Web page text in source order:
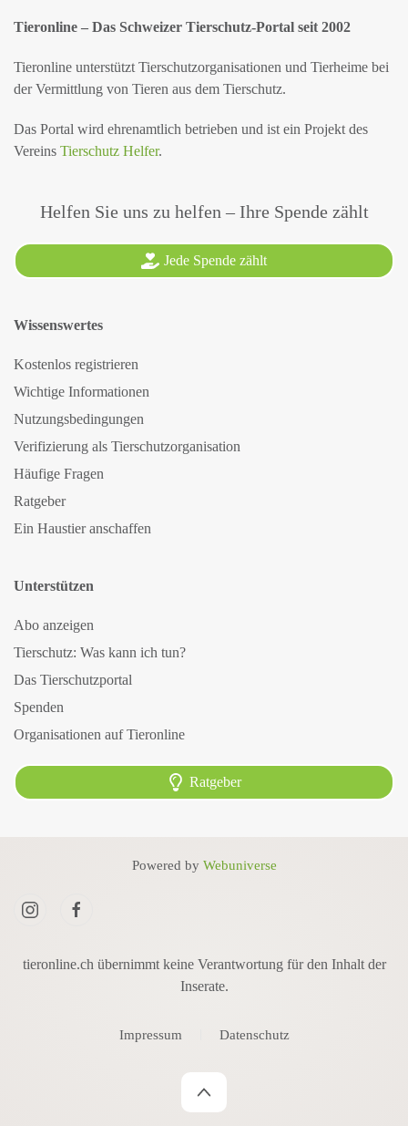
Tieronline – Das Schweizer Tierschutz-Portal seit 2002
Tieronline unterstützt Tierschutzorganisationen und Tierheime bei
der Vermittlung von Tieren aus dem Tierschutz.
Das Portal wird ehrenamtlich betrieben und ist ein Projekt des
Vereins Tierschutz Helfer.
Helfen Sie uns zu helfen – Ihre Spende zählt
Jede Spende zählt
Wissenswertes
Kostenlos registrieren
Wichtige Informationen
Nutzungsbedingungen
Verifizierung als Tierschutzorganisation
Häufige Fragen
Ratgeber
Ein Haustier anschaffen
Unterstützen
Abo anzeigen
Tierschutz: Was kann ich tun?
Das Tierschutzportal
Spenden
Organisationen auf Tieronline
Ratgeber
Powered by Webuniverse
tieronline.ch übernimmt keine Verantwortung für den Inhalt der
Inserate.
Impressum Datenschutz